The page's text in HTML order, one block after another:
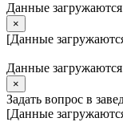
Данные
×
[Данные
Данные
×
Задать вопрос в
[Данные